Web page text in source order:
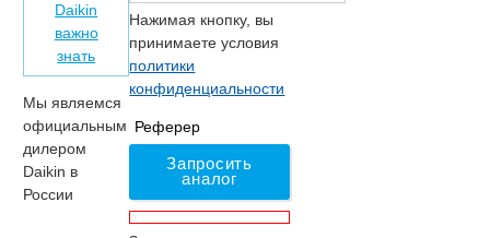
Нажимая кнопку, вы
принимаете условия
политики
конфиденциальности
Реферер
Запросить
аналог
Daikin
важно
знать
Мы являемся
официальным
дилером
Daikin в
России